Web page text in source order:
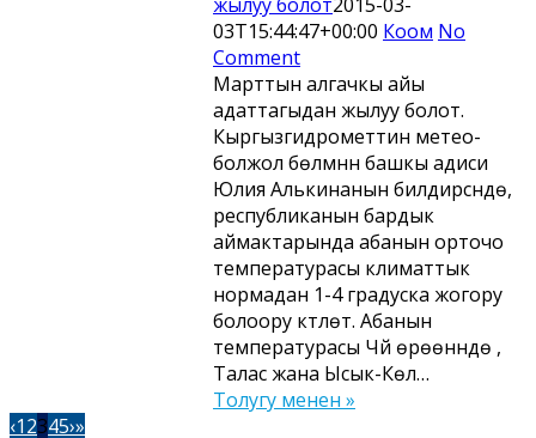
03T15:44:47+00:00 Коом No
Comment
Марттын алгачкы айы
адаттагыдан жылуу болот.
Кыргызгидрометтин метео-
болжол бөлүмүнүн башкы адиси
Юлия Алькинанын билдирүүсүндө,
республиканын бардык
аймактарында абанын орточо
температурасы климаттык
нормадан 1-4 градуска жогору
болоору күтүлөт. Абанын
температурасы Чүй өрөөнүндө ,
Талас жана Ысык-Көл…
Толугу менен »
‹12345›»